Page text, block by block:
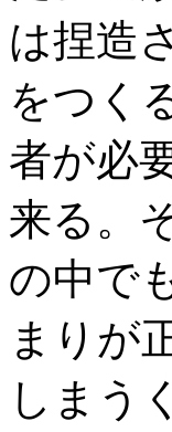
は捏造
をつく
者が必
来る。
の中で
まりが
しまう